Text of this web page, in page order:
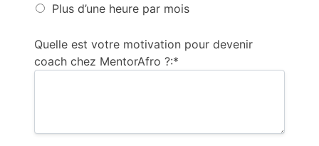
Plus d’une heure par mois
Quelle est votre motivation pour devenir
coach chez MentorAfro ?:*